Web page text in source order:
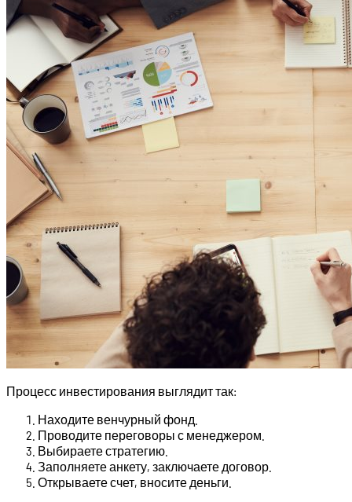
Процесс инвестирования выглядит так:
Находите венчурный фонд.
Проводите переговоры с менеджером.
Выбираете стратегию.
Заполняете анкету, заключаете договор.
Открываете счет, вносите деньги.